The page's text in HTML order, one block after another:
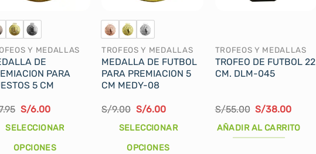
Y MEDALLAS
DE
PARA
5 CM
El
original
S/7.95.
S/6.00El
actual
S/6.00.
SELECCIONAR
OPCIONES
TROFEOS Y MEDALLAS
MEDALLA DE FUTBOL
PARA PREMIACION 5
CM MEDY-08
S/9.00 El
original
S/9.00.
S/6.00El
actual
S/6.00.
SELECCIONAR
OPCIONES
TROFEOS Y MEDALLAS
TROFEO DE FUTBOL 22
CM. DLM-045
S/55.00 El
original
era:
S/38.00El
actual
AÑADIR AL CARRITO